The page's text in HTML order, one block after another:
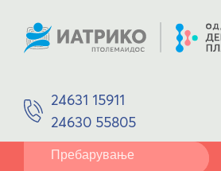
24631 15911
24630 55805
ДОКТОРИ
Јоанис Калудис
Пластична операција
Детската дерматологија
Дерматолошка хирургија
КОНТАКТ